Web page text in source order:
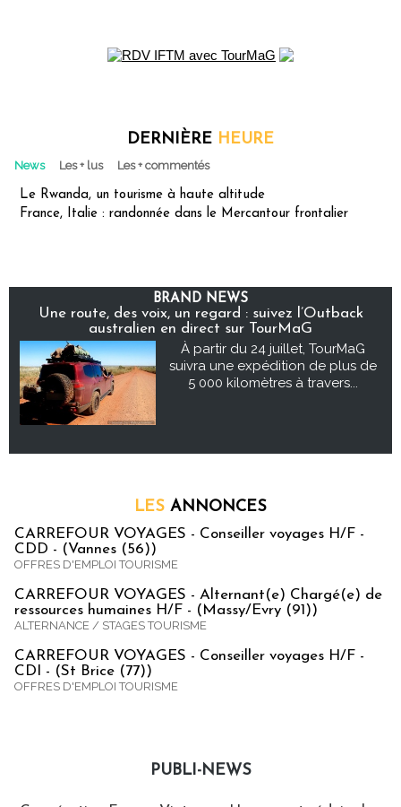
DERNIÈRE HEURE
News Les + lus Les + commentés
Le Rwanda, un tourisme à haute altitude
France, Italie : randonnée dans le Mercantour frontalier
BRAND NEWS
Une route, des voix, un regard : suivez l’Outback
australien en direct sur TourMaG
À partir du 24 juillet, TourMaG
suivra une expédition de plus de
5 000 kilomètres à travers...
LES ANNONCES
CARREFOUR VOYAGES - Conseiller voyages H/F -
CDD - (Vannes (56))
OFFRES D'EMPLOI TOURISME
CARREFOUR VOYAGES - Alternant(e) Chargé(e) de
ressources humaines H/F - (Massy/Evry (91))
ALTERNANCE / STAGES TOURISME
CARREFOUR VOYAGES - Conseiller voyages H/F -
CDI - (St Brice (77))
OFFRES D'EMPLOI TOURISME
PUBLI-NEWS